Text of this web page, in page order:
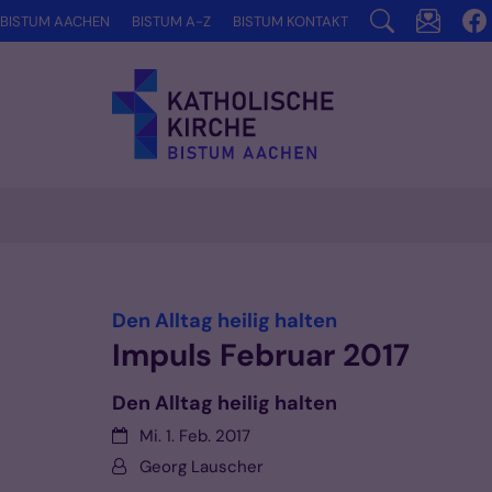
Zum Inhalt springen
BISTUM AACHEN BISTUM A-Z BISTUM KONTAKT
Den Alltag heilig halten
Impuls Februar 2017
Den Alltag heilig halten
Datum:Mi. 1. Feb. 2017
Von:Georg Lauscher